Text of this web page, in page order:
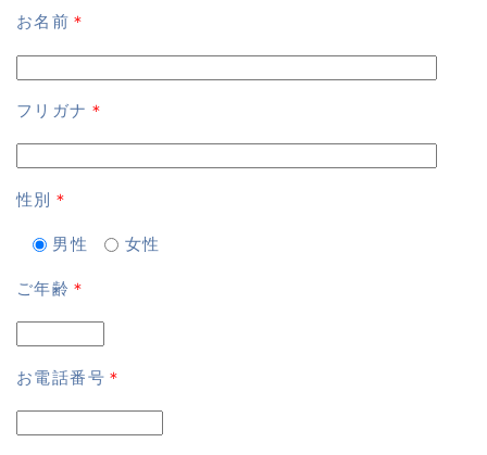
お名前 ＊
フリガナ ＊
性別 ＊
男性 女性
ご年齢 ＊
お電話番号 ＊